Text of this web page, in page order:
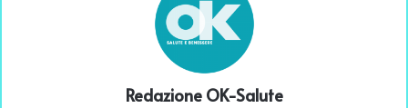
Redazione OK-Salute